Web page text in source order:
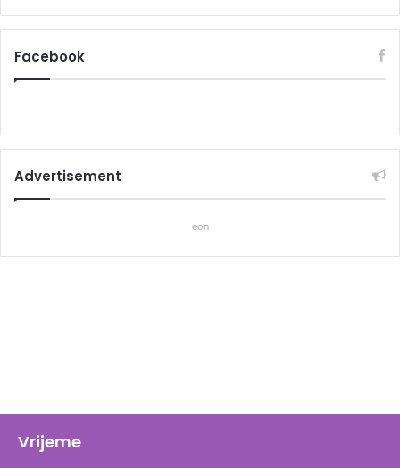
Facebook
Advertisement
eon
Vrijeme